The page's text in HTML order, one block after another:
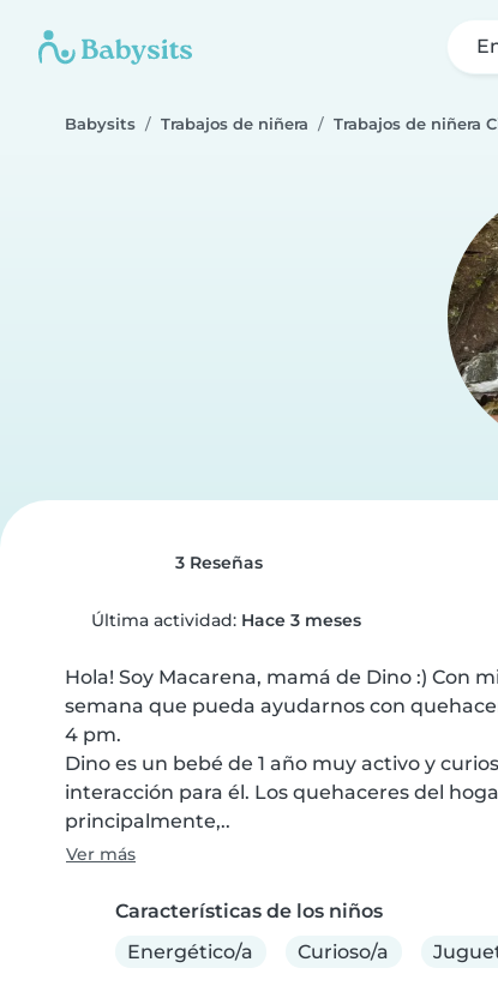
Babysits Trabajos de niñera Trabajos de niñera
3 Reseñas
Última actividad: Hace 3 meses
Hola! Soy Macarena, mamá de Dino :) Con
semana que pueda ayudarnos con
4 pm.
Dino es un bebé de 1 año muy activo y
interacción para él. Los quehaceres del
principalmente,..
Ver más
Características de los niños
Energético/a
Curioso/a